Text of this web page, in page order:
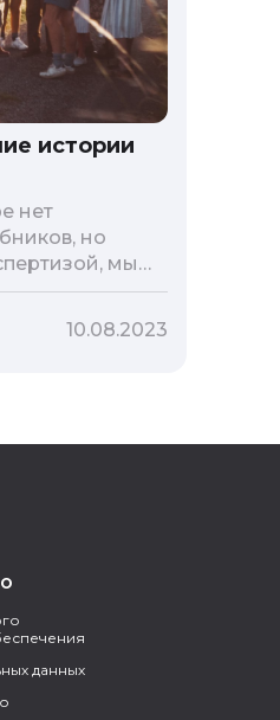
истории
нет
но
мы
методологию
и
10.08.2023
данных